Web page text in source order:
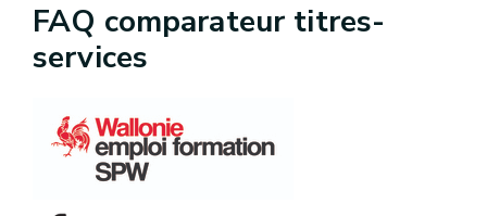
FAQ comparateur titres-
services